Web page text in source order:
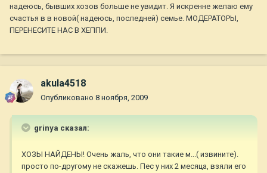
надеюсь, бывших хозов больше не увидит. Я искренне желаю ему
счастья в в новой( надеюсь, последней) семье. МОДЕРАТОРЫ,
ПЕРЕНЕСИТЕ НАС В ХЕППИ.
akula4518
Опубликовано 8 ноября, 2009
grinya сказал:
ХОЗЫ НАЙДЕНЫ! Очень жаль, что они такие м...( извините).
просто по-другому не скажешь. Пес у них 2 месяца, взяли его